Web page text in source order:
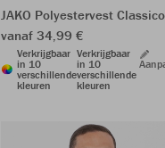
JAKO Polyestervest Classico
vanaf 34,99 €
Verkrijgbaar
in 10
verschillende
kleuren
Verkrijgbaar
in 10
verschillende
kleuren